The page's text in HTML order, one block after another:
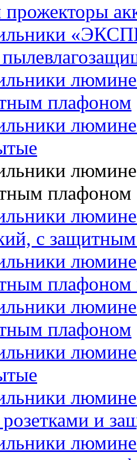
плафоном
плафоном
с
плафоном
плафоном
и